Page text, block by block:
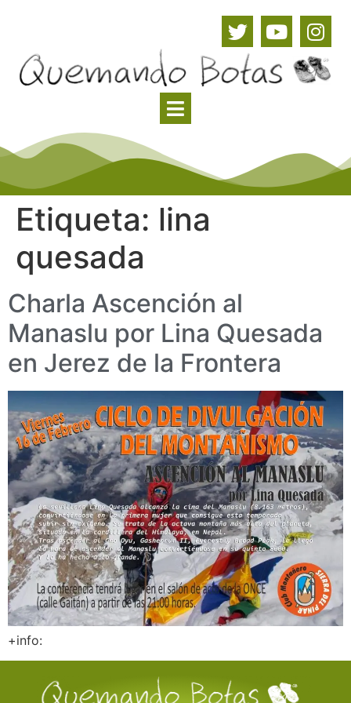
Etiqueta: lina
quesada
Charla Ascención al
Manaslu por Lina Quesada
en Jerez de la Frontera
+info: